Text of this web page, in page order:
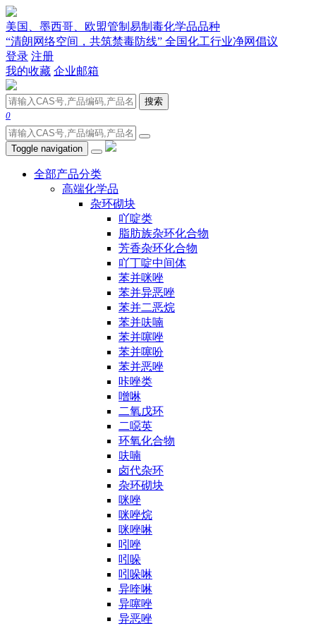
美国、墨西哥、欧盟管制易制毒化学品品种
“清朗网络空间，共筑禁毒防线” 全国化工行业净网倡议
登录 注册
我的收藏 企业邮箱
搜索
0
Toggle navigation
全部产品分类
高端化学品
杂环砌块
吖啶类
脂肪族杂环化合物
芳香杂环化合物
吖丁啶中间体
苯并咪唑
苯并异恶唑
苯并二恶烷
苯并呋喃
苯并噻唑
苯并噻吩
苯并恶唑
咔唑类
噌啉
二氧戊环
二噁英
环氧化合物
呋喃
卤代杂环
杂环砌块
咪唑
咪唑烷
咪唑啉
吲唑
吲哚
吲哚啉
异喹啉
异噻唑
异恶唑